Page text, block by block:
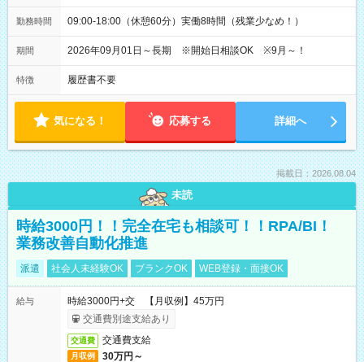
勤務時間 09:00-18:00（休憩60分）実働8時間（残業少なめ！）
期間 2026年09月01日～長期 ※開始日相談OK ※9月～！
特徴 履歴書不要
気になる！ 応募する 詳細へ
掲載日：2026.08.04
未読
時給3000円！！完全在宅も相談可！！RPA/BI！
業務改善自動化推進
派遣 社会人未経験OK ブランクOK WEB登録・面接OK
給与
時給3000円+交 【月収例】45万円
交通費別途支給あり
交通費 交通費支給
月収例 30万円～